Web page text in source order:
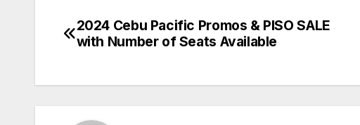
Post
2024 Cebu Pacific Promos & PISO SALE
with Number of Seats Available